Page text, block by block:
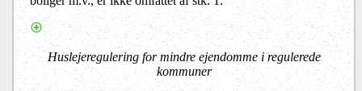
Huslejeregulering for mindre ejendomme i regulerede
kommuner